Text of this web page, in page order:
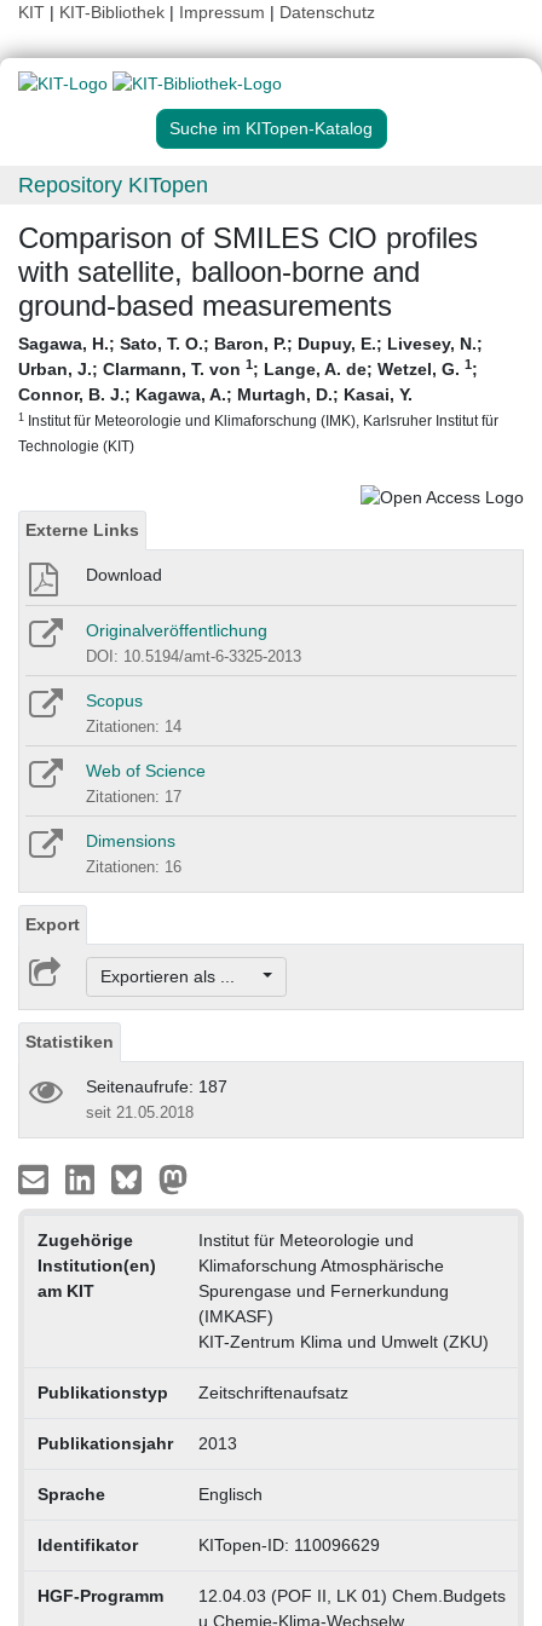
KIT | KIT-Bibliothek | Impressum | Datenschutz
Suche im KITopen-Katalog
Repository KITopen
Comparison of SMILES ClO profiles
with satellite, balloon-borne and
ground-based measurements
Sagawa, H.; Sato, T. O.; Baron, P.; Dupuy, E.; Livesey, N.;
Urban, J.; Clarmann, T. von 1; Lange, A. de; Wetzel, G. 1;
Connor, B. J.; Kagawa, A.; Murtagh, D.; Kasai, Y.
1 Institut für Meteorologie und Klimaforschung (IMK), Karlsruher Institut für
Technologie (KIT)
Externe Links
Download
Originalveröffentlichung
DOI: 10.5194/amt-6-3325-2013
Scopus
Zitationen: 14
Web of Science
Zitationen: 17
Dimensions
Zitationen: 16
Export
Exportieren als ...
Statistiken
Seitenaufrufe: 187
seit 21.05.2018
Zugehörige
Institution(en)
am KIT
Institut für Meteorologie und
Klimaforschung Atmosphärische
Spurengase und Fernerkundung
(IMKASF)
KIT-Zentrum Klima und Umwelt (ZKU)
Publikationstyp Zeitschriftenaufsatz
Publikationsjahr 2013
Sprache Englisch
Identifikator KITopen-ID: 110096629
HGF-Programm
12.04.03 (POF II, LK 01) Chem.Budgets
u.Chemie-Klima-Wechselw.